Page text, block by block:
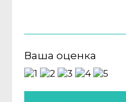
Ваша оценка